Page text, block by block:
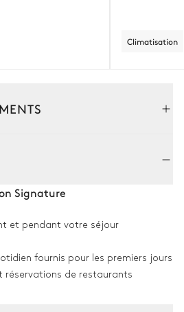
Climatisation
Canapés
Signature
et pendant votre séjour
fournis pour les premiers jours
réservations de restaurants